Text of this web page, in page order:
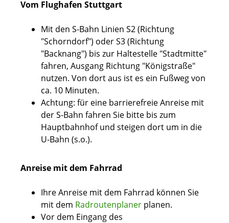
Vom Flughafen Stuttgart
Mit den S-Bahn Linien S2 (Richtung
"Schorndorf") oder S3 (Richtung
"Backnang") bis zur Haltestelle "Stadtmitte"
fahren, Ausgang Richtung "Königstraße"
nutzen. Von dort aus ist es ein Fußweg von
ca. 10 Minuten.
Achtung: für eine barrierefreie Anreise mit
der S-Bahn fahren Sie bitte bis zum
Hauptbahnhof und steigen dort um in die
U-Bahn (s.o.).
Anreise mit dem Fahrrad
Ihre Anreise mit dem Fahrrad können Sie
mit dem Radroutenplaner planen.
Vor dem Eingang des